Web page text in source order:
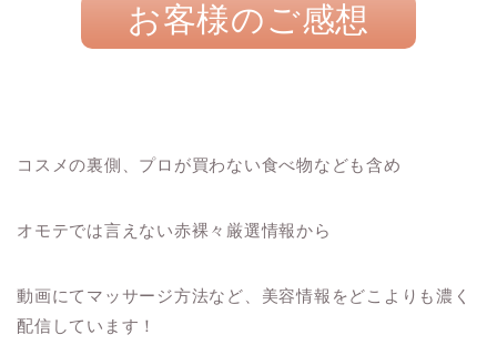
お客様のご感想
コスメの裏側、プロが買わない食べ物なども含め
オモテでは言えない赤裸々厳選情報から
動画にてマッサージ方法など、美容情報をどこよりも濃く
配信しています！